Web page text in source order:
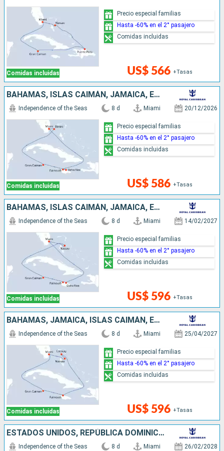
Comidas incluidas US$ 566 +Tasas
Precio especial familias
Hasta -60% en el 2° pasajero
Comidas incluidas
BAHAMAS, ISLAS CAIMÁN, JAMAICA, ESTADOS UNIDOS
Comidas incluidas
Independence of the Seas 8 d Miami 20/12/2026
US$ 586 +Tasas
Precio especial familias
Hasta -60% en el 2° pasajero
Comidas incluidas
BAHAMAS, ISLAS CAIMÁN, JAMAICA, ESTADOS UNIDOS
Comidas incluidas
Independence of the Seas 8 d Miami 14/02/2027
US$ 596 +Tasas
Precio especial familias
Hasta -60% en el 2° pasajero
Comidas incluidas
BAHAMAS, JAMAICA, ISLAS CAIMÁN, ESTADOS UNIDOS
Comidas incluidas
Independence of the Seas 8 d Miami 25/04/2027
US$ 596 +Tasas
Precio especial familias
Hasta -60% en el 2° pasajero
Comidas incluidas
ESTADOS UNIDOS, REPÚBLICA DOMINICANA
Independence of the Seas 8 d Miami 26/02/2028